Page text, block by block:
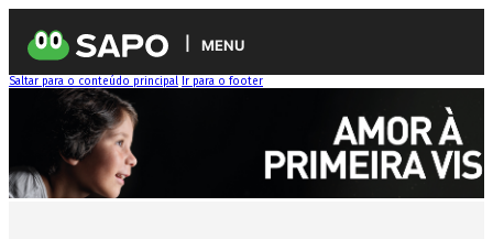
MENU
Saltar para o conteúdo principal Ir para o footer